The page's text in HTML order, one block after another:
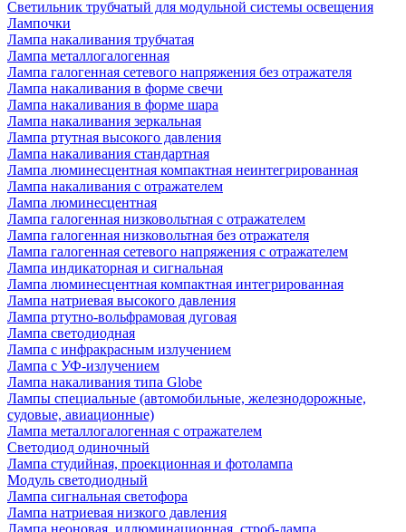
Светильник трубчатый для модульной системы освещения
Лампочки
Лампа накаливания трубчатая
Лампа металлогалогенная
Лампа галогенная сетевого напряжения без отражателя
Лампа накаливания в форме свечи
Лампа накаливания в форме шара
Лампа накаливания зеркальная
Лампа ртутная высокого давления
Лампа накаливания стандартная
Лампа люминесцентная компактная неинтегрированная
Лампа накаливания с отражателем
Лампа люминесцентная
Лампа галогенная низковольтная с отражателем
Лампа галогенная низковольтная без отражателя
Лампа галогенная сетевого напряжения с отражателем
Лампа индикаторная и сигнальная
Лампа люминесцентная компактная интегрированная
Лампа натриевая высокого давления
Лампа ртутно-вольфрамовая дуговая
Лампа светодиодная
Лампа с инфракрасным излучением
Лампа с УФ-излучением
Лампа накаливания типа Globe
Лампы специальные (автомобильные, железнодорожные,
судовые, авиационные)
Лампа металлогалогенная с отражателем
Светодиод одиночный
Лампа студийная, проекционная и фотолампа
Модуль светодиодный
Лампа сигнальная светофора
Лампа натриевая низкого давления
Лампа неоновая, иллюминационная, строб-лампа